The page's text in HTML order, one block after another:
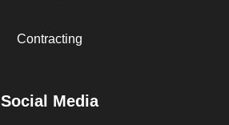
Contracting
Social Media